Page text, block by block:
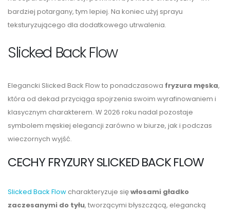
bardziej potargany, tym lepiej. Na koniec użyj sprayu
teksturyzującego dla dodatkowego utrwalenia.
Slicked Back Flow
Elegancki Slicked Back Flow to ponadczasowa fryzura męska,
która od dekad przyciąga spojrzenia swoim wyrafinowaniem i
klasycznym charakterem. W 2026 roku nadal pozostaje
symbolem męskiej elegancji zarówno w biurze, jak i podczas
wieczornych wyjść.
CECHY FRYZURY SLICKED BACK FLOW
Slicked Back Flow charakteryzuje sięwłosami gładko
zaczesanymi do tyłu, tworzącymi błyszczącą, elegancką